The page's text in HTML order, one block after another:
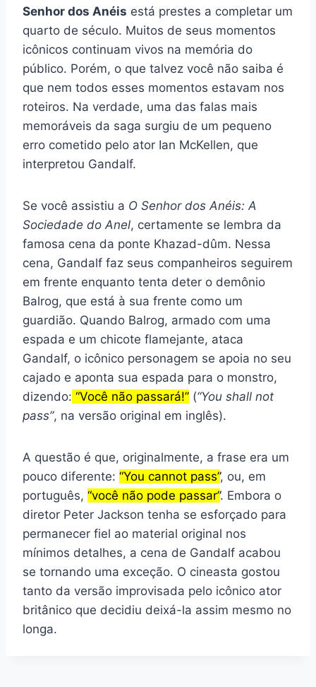
Senhor dos Anéis está prestes a completar um
quarto de século. Muitos de seus momentos
icônicos continuam vivos na memória do
público. Porém, o que talvez você não saiba é
que nem todos esses momentos estavam nos
roteiros. Na verdade, uma das falas mais
memoráveis da saga surgiu de um pequeno
erro cometido pelo ator Ian McKellen, que
interpretou Gandalf.
Se você assistiu a O Senhor dos Anéis: A
Sociedade do Anel, certamente se lembra da
famosa cena da ponte Khazad-dûm. Nessa
cena, Gandalf faz seus companheiros seguirem
em frente enquanto tenta deter o demônio
Balrog, que está à sua frente como um
guardião. Quando Balrog, armado com uma
espada e um chicote flamejante, ataca
Gandalf, o icônico personagem se apoia no seu
cajado e aponta sua espada para o monstro,
dizendo: “Você não passará!” (“You shall not
pass”, na versão original em inglês).
A questão é que, originalmente, a frase era um
pouco diferente: “You cannot pass”, ou, em
português, “você não pode passar”. Embora o
diretor Peter Jackson tenha se esforçado para
permanecer fiel ao material original nos
mínimos detalhes, a cena de Gandalf acabou
se tornando uma exceção. O cineasta gostou
tanto da versão improvisada pelo icônico ator
britânico que decidiu deixá-la assim mesmo no
longa.